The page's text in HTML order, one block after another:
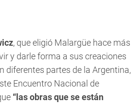
, que eligió Malargüe hace más
y darle forma a sus creaciones
diferentes partes de la Argentina,
Encuentro Nacional de
“las obras que se están